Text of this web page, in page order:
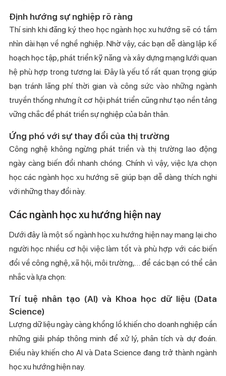
Định hướng sự nghiệp rõ ràng
Thí sinh khi đăng ký theo học ngành học xu hướng sẽ có tầm
nhìn dài hạn về nghề nghiệp. Nhờ vậy, các bạn dễ dàng lập kế
hoạch học tập, phát triển kỹ năng và xây dựng mạng lưới quan
hệ phù hợp trong tương lai. Đây là yếu tố rất quan trọng giúp
bạn tránh lãng phí thời gian và công sức vào những ngành
truyền thống nhưng ít cơ hội phát triển cũng như tạo nền tảng
vững chắc để phát triển sự nghiệp của bản thân.
Ứng phó với sự thay đổi của thị trường
Công nghệ không ngừng phát triển và thị trường lao động
ngày càng biến đổi nhanh chóng. Chính vì vậy, việc lựa chọn
học các ngành học xu hướng sẽ giúp bạn dễ dàng thích nghi
với những thay đổi này.
Các ngành học xu hướng hiện nay
Dưới đây là một số ngành học xu hướng hiện nay mang lại cho
người học nhiều cơ hội việc làm tốt và phù hợp với các biến
đổi về công nghệ, xã hội, môi trường,… để các bạn có thể cân
nhắc và lựa chọn:
Trí tuệ nhân tạo (AI) và Khoa học dữ liệu (Data
Science)
Lượng dữ liệu ngày càng khổng lồ khiến cho doanh nghiệp cần
những giải pháp thông minh để xử lý, phân tích và dự đoán.
Điều này khiến cho AI và Data Science đang trở thành ngành
học xu hướng hiện nay.